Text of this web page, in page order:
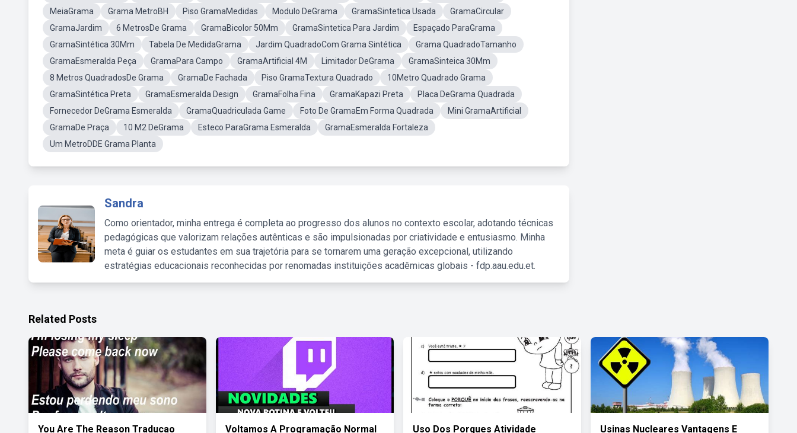
MeiaGrama
Grama MetroBH Piso GramaMedidas Modulo DeGrama GramaSintetica Usada
GramaCircular
GramaJardim
6 MetrosDe Grama GramaBicolor 50Mm GramaSintetica Para Jardim
Espaçado ParaGrama
GramaSintética 30Mm
Tabela De MedidaGrama Jardim QuadradoCom Grama Sintética
Grama QuadradoTamanho
GramaEsmeralda Peça
GramaPara Campo GramaArtificial 4M Limitador DeGrama
GramaSinteica 30Mm
8 Metros QuadradosDe Grama
GramaDe Fachada Piso GramaTextura Quadrado
10Metro Quadrado Grama
GramaSintética Preta
GramaEsmeralda Design GramaFolha Fina GramaKapazi Preta
Placa DeGrama Quadrada
Fornecedor DeGrama Esmeralda
GramaQuadriculada Game Foto De GramaEm Forma Quadrada
Mini GramaArtificial
GramaDe Praça
10 M2 DeGrama Esteco ParaGrama Esmeralda
GramaEsmeralda Fortaleza
Um MetroDDE Grama Planta
Sandra
Como orientador, minha entrega é completa ao progresso dos alunos no contexto escolar, adotando técnicas
pedagógicas que valorizam relações autênticas e são impulsionadas por criatividade e entusiasmo. Minha
meta é guiar os estudantes em sua trajetória para se tornarem uma geração excepcional, utilizando
estratégias educacionais reconhecidas por renomadas instituições acadêmicas globais - fdp.aau.edu.et.
Related Posts
You Are The Reason Traducao Voltamos A Programação Normal Uso Dos Porques Atividade Usinas Nucleares Vantagens E